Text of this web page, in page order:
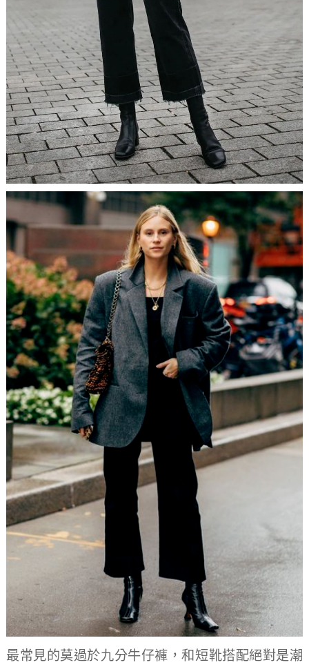
最常見的莫過於九分牛仔褲，和短靴搭配絕對是潮